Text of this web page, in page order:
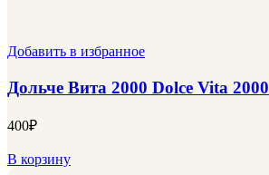
Добавить в избранное
Дольче Вита 2000 Dolce Vita 2000
400₽
В корзину